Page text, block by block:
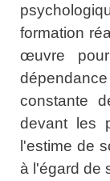
formation
œuvre
constante
devant les
l'estime de
à l'égard de